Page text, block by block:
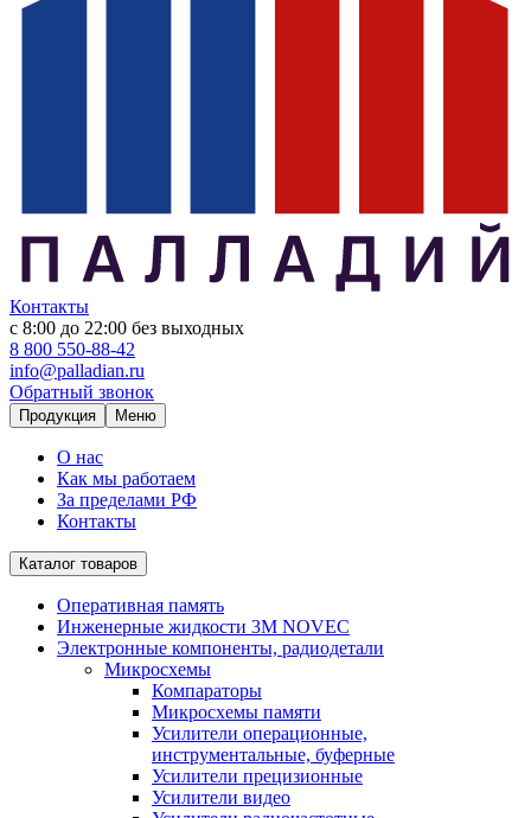
Контакты
с 8:00 до 22:00 без выходных
8 800 550-88-42
info@palladian.ru
Обратный звонок
Продукция Меню
О нас
Как мы работаем
За пределами РФ
Контакты
Каталог товаров
Оперативная память
Инженерные жидкости 3M NOVEC
Электронные компоненты, радиодетали
Микросхемы
Компараторы
Микросхемы памяти
Усилители операционные,
инструментальные, буферные
Усилители прецизионные
Усилители видео